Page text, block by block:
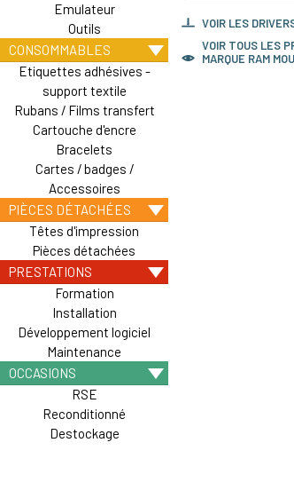
Emulateur
Outils
CONSOMMABLES
Etiquettes adhésives -
support textile
Rubans / Films transfert
Cartouche d'encre
Bracelets
Cartes / badges /
Accessoires
PIÈCES DÉTACHÉES
Têtes d'impression
Pièces détachées
PRESTATIONS
Formation
Installation
Développement logiciel
Maintenance
OCCASIONS
RSE
Reconditionné
Destockage
VOIR LES
VOIR TOUS LES
MARQUE RAM